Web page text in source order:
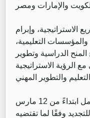
الاستراتيجية، وإبرام
التعليمية،
الدراسية وتطوير
الرؤية الاستراتيجية
يُذكر أن هذا التفويض يمتد لعام كامل ابتداءً من 12 مارس
مارس 2026، قابل للتجديد وفقًا لما تقتضيه